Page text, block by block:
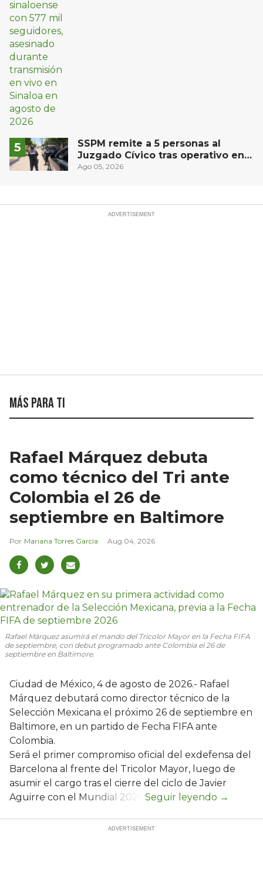
SSPM remite a 5 personas al
Juzgado Cívico tras operativo en
San Juan del Río
Ago 05, 2026
Más para ti
Rafael Márquez debuta
como técnico del Tri ante
Colombia el 26 de
septiembre en Baltimore
Mariana Torres García Aug 04, 2026
Rafael Márquez asumirá el mando del Tricolor Mayor en la Fecha FIFA
de septiembre, con debut programado ante Colombia el 26 de
septiembre en Baltimore.
Ciudad de México, 4 de agosto de 2026.- Rafael
Márquez debutará como director técnico de la
Selección Mexicana el próximo 26 de septiembre en
Baltimore, en un partido de Fecha FIFA ante
Colombia.
Será el primer compromiso oficial del exdefensa del
Barcelona al frente del Tricolor Mayor, luego de
asumir el cargo tras el cierre del ciclo de Javier
Aguirre con el Mundial 2026.